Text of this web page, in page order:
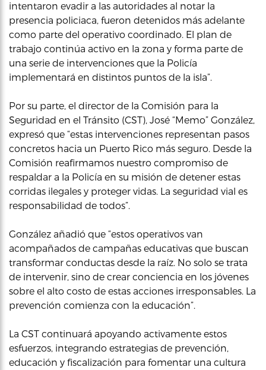
intentaron evadir a las autoridades al notar la
presencia policiaca, fueron detenidos más adelante
como parte del operativo coordinado. El plan de
trabajo continúa activo en la zona y forma parte de
una serie de intervenciones que la Policía
implementará en distintos puntos de la isla”.
Por su parte, el director de la Comisión para la
Seguridad en el Tránsito (CST), José “Memo” González,
expresó que “estas intervenciones representan pasos
concretos hacia un Puerto Rico más seguro. Desde la
Comisión reafirmamos nuestro compromiso de
respaldar a la Policía en su misión de detener estas
corridas ilegales y proteger vidas. La seguridad vial es
responsabilidad de todos”.
González añadió que “estos operativos van
acompañados de campañas educativas que buscan
transformar conductas desde la raíz. No solo se trata
de intervenir, sino de crear conciencia en los jóvenes
sobre el alto costo de estas acciones irresponsables. La
prevención comienza con la educación”.
La CST continuará apoyando activamente estos
esfuerzos, integrando estrategias de prevención,
educación y fiscalización para fomentar una cultura